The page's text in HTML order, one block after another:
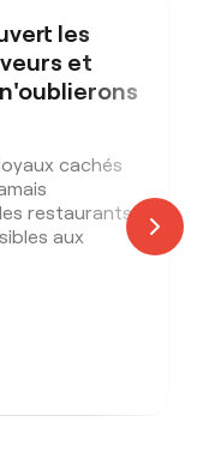
les
et
cachés
restaurants
aux